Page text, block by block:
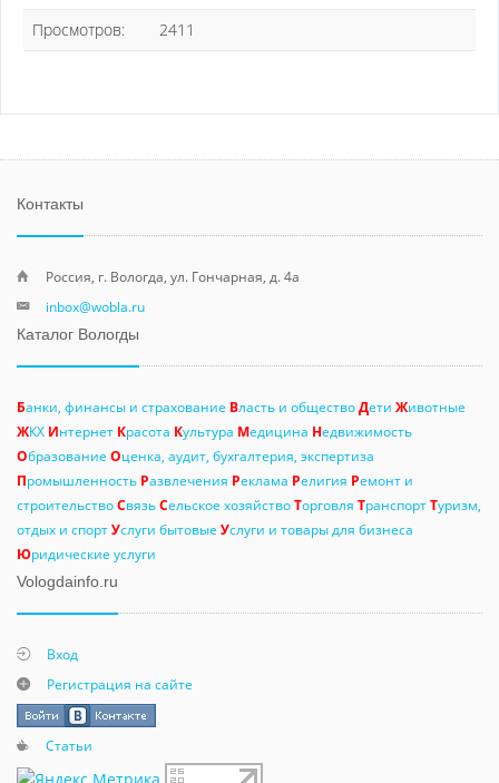
Просмотров:
2411
Контакты
Россия, г. Вологда, ул. Гончарная, д. 4а
inbox@wobla.ru
Каталог Вологды
Банки, финансы и страхование Власть и обществоДети Животные
ЖКХ Интернет Красота Культура Медицина Недвижимость
Образование Оценка, аудит, бухгалтерия, экспертиза
Промышленность Развлечения Реклама Религия Ремонт и
строительствоСвязьСельское хозяйствоТорговля ТранспортТуризм,
отдых и спортУслуги бытовые Услуги и товары для бизнеса
Юридические услуги
Vologdainfo.ru
Вход
Регистрация на сайте
Статьи